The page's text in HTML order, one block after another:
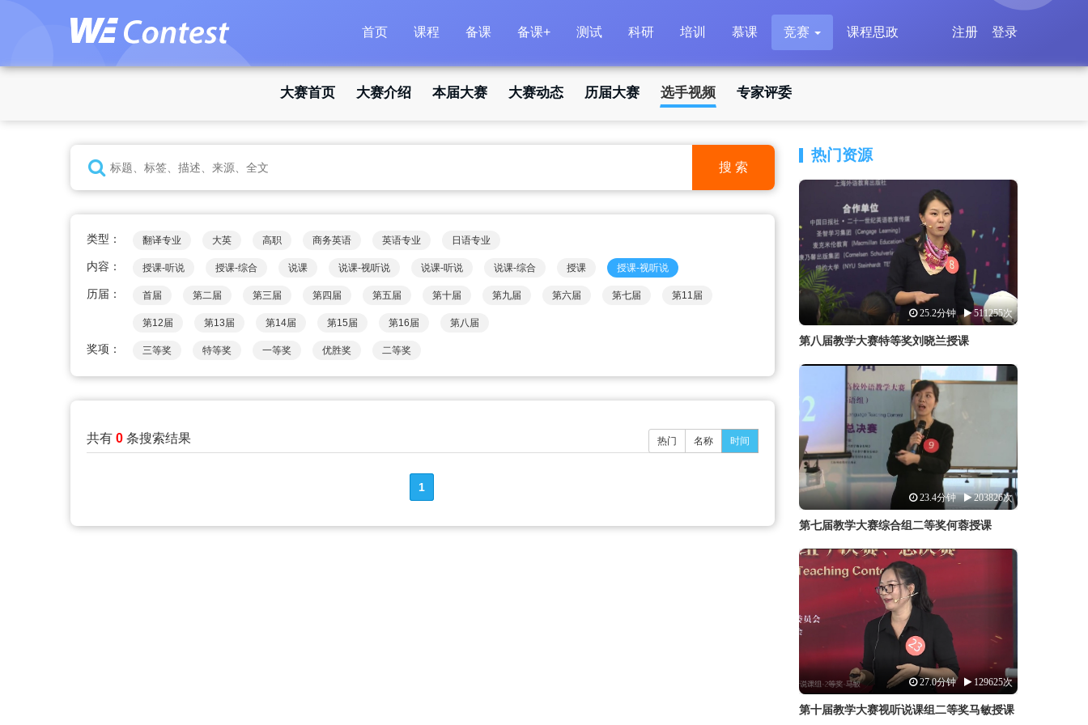
首页 课程 备课 备课+ 测试 科研 培训 慕课 竞赛 课程思政 登录
注册
大赛首页 大赛介绍 本届大赛 大赛动态 历届大赛 选手视频 专家评委
搜 索
类型： 翻译专业 大英 高职 商务英语 英语专业 日语专业
内容： 授课-听说 授课-综合 说课 说课-视听说 说课-听说 说课-综合 授课 授课-视听说
历届： 首届 第二届 第三届 第四届 第五届 第十届 第九届 第六届 第七届 第11届
第12届 第13届 第14届 第15届 第16届 第八届
奖项： 三等奖 特等奖 一等奖 优胜奖 二等奖
共有 0 条搜索结果 热门 名称 时间
1
热门资源
25.2分钟 511255次
第八届教学大赛特等奖刘晓兰授课
23.4分钟 203826次
第七届教学大赛综合组二等奖何蓉授课
27.0分钟 129625次
第十届教学大赛视听说课组二等奖马敏授课